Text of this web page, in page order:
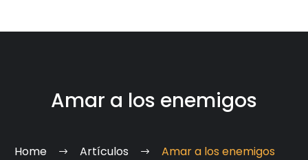
Amar a los enemigos
Home Artículos Amar a los enemigos